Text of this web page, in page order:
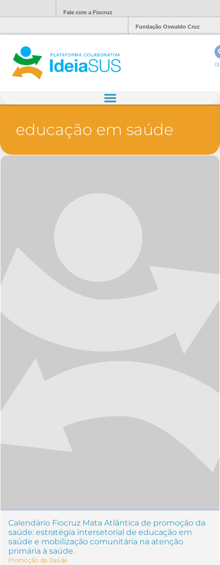
Fale com a Fiocruz
Fundação Oswaldo Cruz
educação em saúde
Calendário Fiocruz Mata Atlântica de promoção da
saúde: estratégia intersetorial de educação em
saúde e mobilização comunitária na atenção
primária à saúde.
Promoção da Saúde